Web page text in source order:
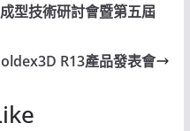
型技術研討會暨第五屆
R13產品發表會